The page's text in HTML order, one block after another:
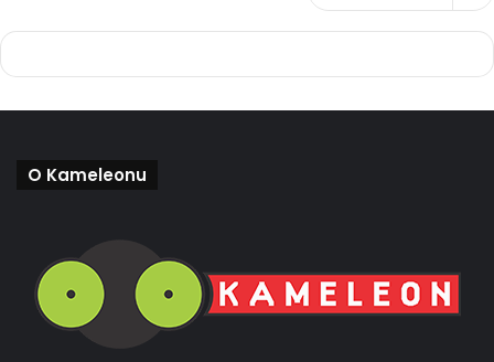
O Kameleonu